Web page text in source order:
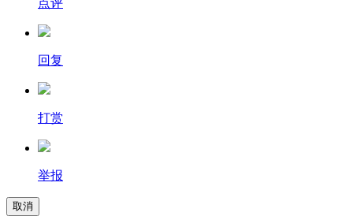
点评
回复
打赏
举报
取消